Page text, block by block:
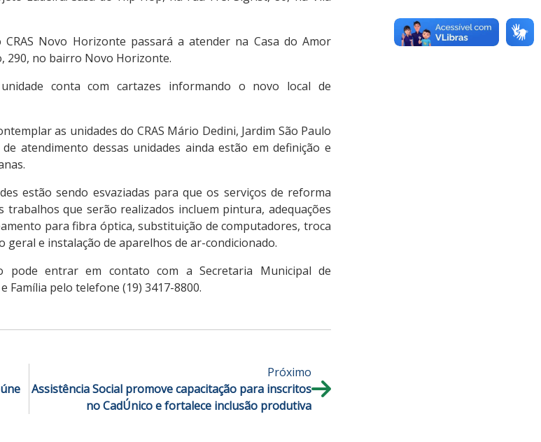
Novo Horizonte passará a atender na Casa do Amor
290, no bairro Novo Horizonte.
conta com cartazes informando o novo local de
as unidades do CRAS Mário Dedini, Jardim São Paulo
atendimento dessas unidades ainda estão em definição e
estão sendo esvaziadas para que os serviços de reforma
trabalhos que serão realizados incluem pintura, adequações
para fibra óptica, substituição de computadores, troca
geral e instalação de aparelhos de ar-condicionado.
pode entrar em contato com a Secretaria Municipal de
Família pelo telefone (19) 3417-8800.
Próximo
Assistência Social promove capacitação para inscritos
no CadÚnico e fortalece inclusão produtiva